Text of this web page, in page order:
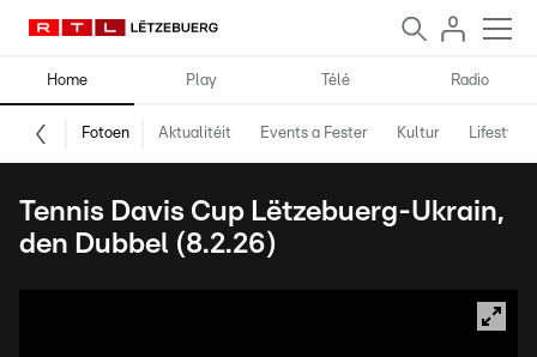
Home Play Télé Radio
Fotoen Aktualitéit Events a Fester Kultur Lifestyle
Tennis Davis Cup Lëtzebuerg-Ukrain,
den Dubbel (8.2.26)